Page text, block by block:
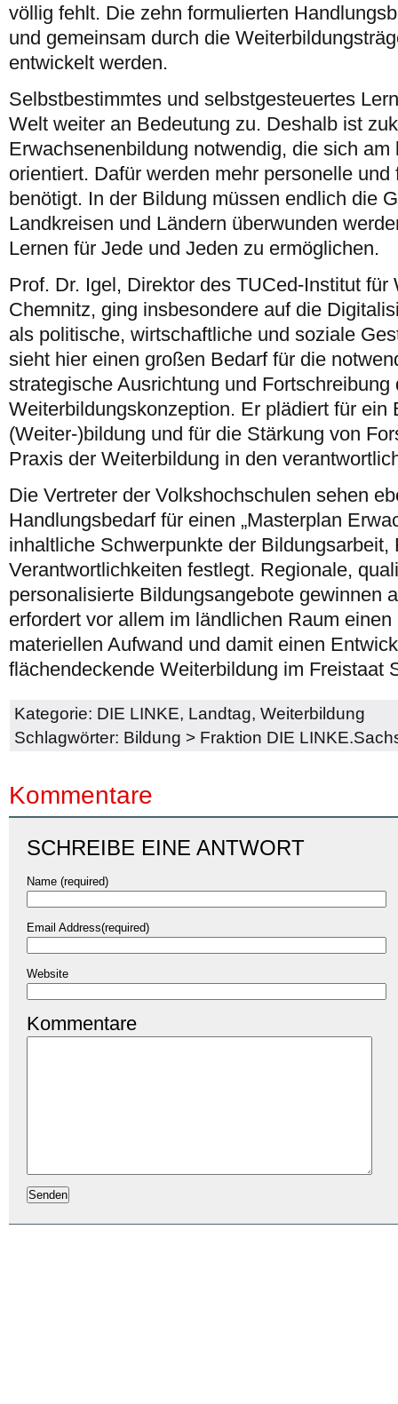
völlig fehlt. Die zehn formulierten
und gemeinsam durch die
entwickelt werden.
Selbstbestimmtes und selbstgesteuertes
Welt weiter an Bedeutung zu. Deshalb ist
Erwachsenenbildung notwendig, die sich
orientiert. Dafür werden mehr personelle
benötigt. In der Bildung müssen endlich die
Landkreisen und Ländern überwunden
Lernen für Jede und Jeden zu ermöglichen.
Prof. Dr. Igel, Direktor des TUCed-Institut für
Chemnitz, ging insbesondere auf die
als politische, wirtschaftliche und soziale
sieht hier einen großen Bedarf für die
strategische Ausrichtung und Fortschreibung
Weiterbildungskonzeption. Er plädiert für ein
(Weiter-)bildung und für die Stärkung von
Praxis der Weiterbildung in den
Die Vertreter der Volkshochschulen sehen
Handlungsbedarf für einen „Masterplan
inhaltliche Schwerpunkte der Bildungsarbeit,
Verantwortlichkeiten festlegt. Regionale,
personalisierte Bildungsangebote gewinnen
erfordert vor allem im ländlichen Raum
materiellen Aufwand und damit einen
flächendeckende Weiterbildung im Freistaat
Kategorie: DIE LINKE, Landtag, Weiterbildung
Schlagwörter: Bildung > Fraktion DIE
Kommentare
SCHREIBE EINE ANTWORT
Name (required)
Email Address(required)
Website
Kommentare